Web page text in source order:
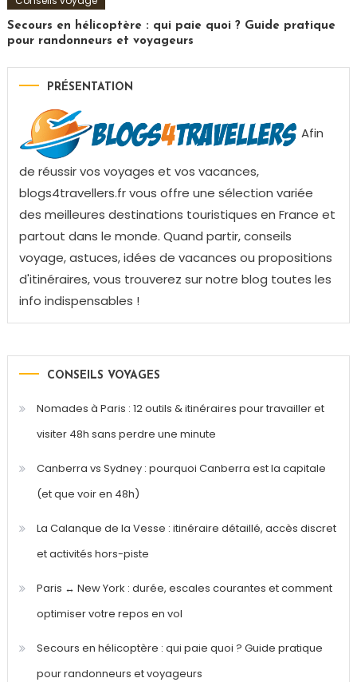
Secours en hélicoptère : qui paie quoi ? Guide pratique
pour randonneurs et voyageurs
PRÉSENTATION
Afin
de réussir vos voyages et vos vacances,
blogs4travellers.fr vous offre une sélection variée
des meilleures destinations touristiques en France et
partout dans le monde. Quand partir, conseils
voyage, astuces, idées de vacances ou propositions
d'itinéraires, vous trouverez sur notre blog toutes les
info indispensables !
CONSEILS VOYAGES
Nomades à Paris : 12 outils & itinéraires pour travailler et
visiter 48h sans perdre une minute
Canberra vs Sydney : pourquoi Canberra est la capitale
(et que voir en 48h)
La Calanque de la Vesse : itinéraire détaillé, accès discret
et activités hors-piste
Paris ↔ New York : durée, escales courantes et comment
optimiser votre repos en vol
Secours en hélicoptère : qui paie quoi ? Guide pratique
pour randonneurs et voyageurs